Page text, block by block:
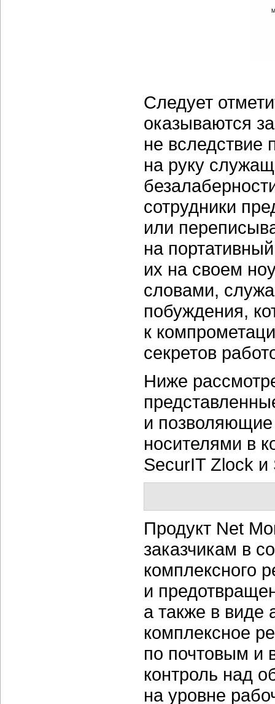
Следует
оказываются
не вследствие
на руку
сотрудники
или
на
их на своем
словами,
побуждения,
к
секретов
Ниже
и позволяющие
носителями в
SecurIT Zlock
Продукт Net
заказчикам в
комплексного
и
а также в виде
комплексное
по почтовым и
контроль над
на уровне